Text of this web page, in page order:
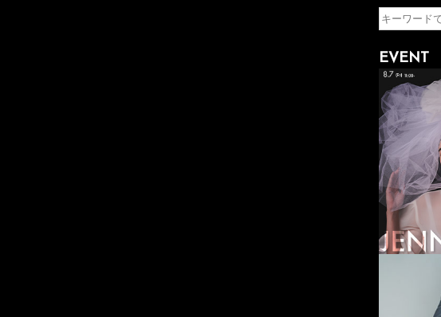
EVENT